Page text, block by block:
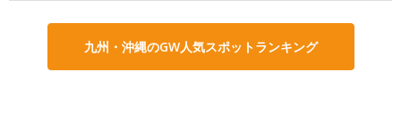
九州・沖縄のGW人気スポットランキング